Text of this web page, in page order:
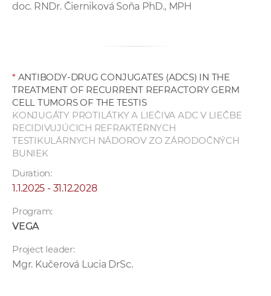
doc. RNDr. Čierniková Soňa PhD., MPH
*ANTIBODY-DRUG CONJUGATES (ADCS) IN THE
TREATMENT OF RECURRENT REFRACTORY GERM
CELL TUMORS OF THE TESTIS
KONJUGÁTY PROTILÁTKY A LIEČIVA ADC V LIEČBE
RECIDIVUJÚCICH REFRAKTÉRNYCH
TESTIKULÁRNYCH NÁDOROV ZO ZÁRODOČNÝCH
BUNIEK
Duration:
1.1.2025 - 31.12.2028
Program:
VEGA
Project leader:
Mgr. Kučerová Lucia DrSc.